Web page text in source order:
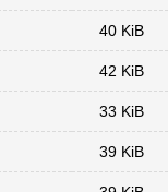
40 KiB
42 KiB
33 KiB
39 KiB